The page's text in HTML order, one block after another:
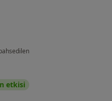
etkisi